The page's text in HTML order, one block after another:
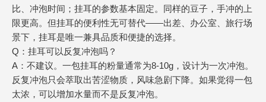
比、冲泡时间；挂耳的参数基本固定。同样的豆子，手冲的上
限更高。但挂耳的便利性无可替代——出差、办公室、旅行场
景下，挂耳是唯一兼具品质和便捷的选择。
Q：挂耳可以反复冲泡吗？
A：不建议。一包挂耳的粉量通常为8-10g，设计为一次冲泡。
反复冲泡只会萃取出苦涩物质，风味急剧下降。如果觉得一包
太浓，可以增加水量而不是反复冲泡。